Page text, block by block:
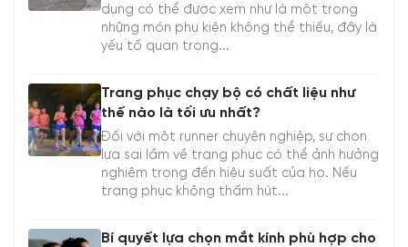
dụng có thể được xem như là một trong
những món phụ kiện không thể thiếu, đây là
yếu tố quan trọng...
Trang phục chạy bộ có chất liệu như
thế nào là tối ưu nhất?
Đối với một runner chuyên nghiệp, sự chọn
lựa sai lầm về trang phục có thể ảnh hưởng
nghiêm trọng đến hiệu suất của họ. Nếu
trang phục không thấm hút...
Bí quyết lựa chọn mắt kính phù hợp cho